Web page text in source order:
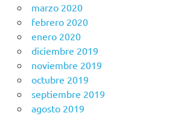
marzo 2020
febrero 2020
enero 2020
diciembre 2019
noviembre 2019
octubre 2019
septiembre 2019
agosto 2019